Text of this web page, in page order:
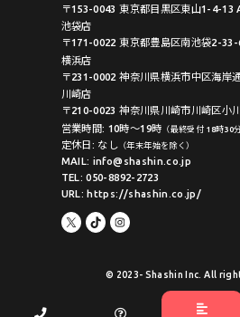
〒153-0043 東京都目黒区東山1-4-13
池袋店
〒171-0022 東京都豊島区南池袋2-
横浜店
〒231-0002 神奈川県横浜市中区海岸
川崎店
〒210-0023 神奈川県川崎市川崎区小
営業時間: 10時〜19時 （最終受付 18時30分
定休日: なし （年末年始を除く）
MAIL: info@shashin.co.jp
TEL: 050-8892-2723
URL: https://shashin.co.jp/
© 2023- Shashin Inc. All